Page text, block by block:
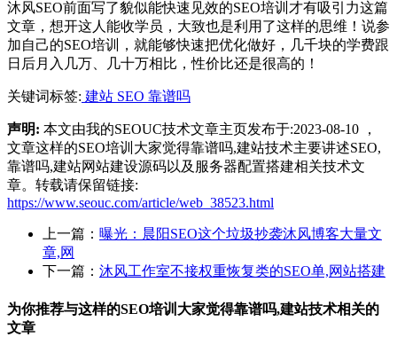
沐风SEO前面写了貌似能快速见效的SEO培训才有吸引力这篇
文章，想开这人能收学员，大致也是利用了这样的思维！说参
加自己的SEO培训，就能够快速把优化做好，几千块的学费跟
日后月入几万、几十万相比，性价比还是很高的！
关键词标签: 建站 SEO 靠谱吗
声明: 本文由我的SEOUC技术文章主页发布于:2023-08-10 ，
文章这样的SEO培训大家觉得靠谱吗,建站技术主要讲述SEO,
靠谱吗,建站网站建设源码以及服务器配置搭建相关技术文
章。转载请保留链接:
https://www.seouc.com/article/web_38523.html
上一篇： 曝光：晨阳SEO这个垃圾抄袭沐风博客大量文
章,网
下一篇： 沐风工作室不接权重恢复类的SEO单,网站搭建
为你推荐与这样的SEO培训大家觉得靠谱吗,建站技术相关的
文章